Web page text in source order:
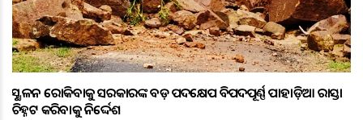
ଭୂସ୍ଖଳନ ରୋକିବାକୁ ସରକାରଙ୍କ ବଡ଼ ପଦକ୍ଷେପ ବିପଦପୂର୍ଣ୍ଣ ପାହାଡ଼ିଆ ରାସ୍ତା
ଚିହ୍ନଟ କରିବାକୁ ନିର୍ଦ୍ଦେଶ